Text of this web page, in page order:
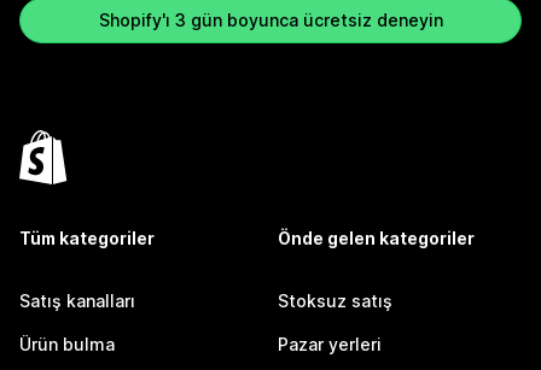
Shopify'ı 3 gün boyunca ücretsiz deneyin
Tüm kategoriler
Satış kanalları
Ürün bulma
Önde gelen kategoriler
Stoksuz satış
Pazar yerleri